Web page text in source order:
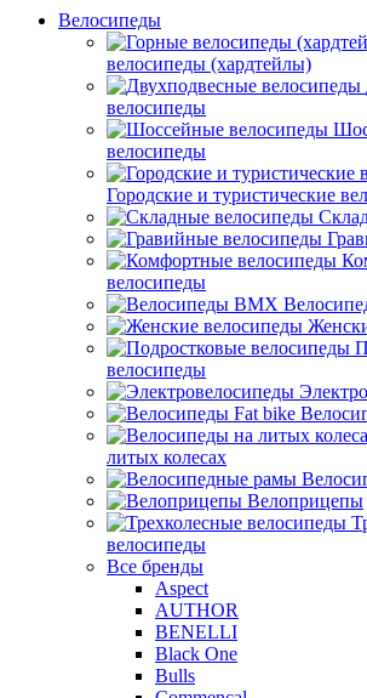
Велосипеды
велосипеды (хардтейлы)
велосипеды
велосипеды
Городские и туристические
велосипеды
велосипеды
литых колесах
Велоприцепы
велосипеды
Все бренды
Aspect
AUTHOR
BENELLI
Black One
Bulls